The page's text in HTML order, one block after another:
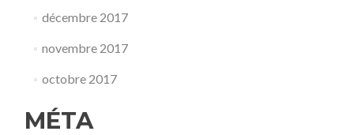
décembre 2017
novembre 2017
octobre 2017
MÉTA